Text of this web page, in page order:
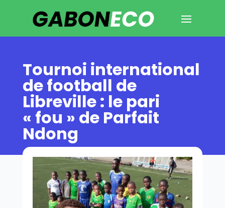
Tournoi international
de football de
Libreville : le pari
« fou » de Parfait
Ndong